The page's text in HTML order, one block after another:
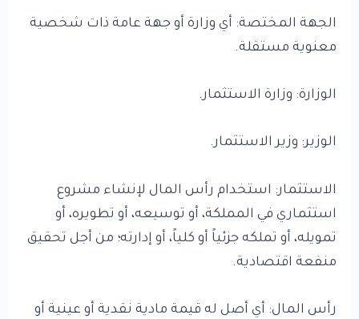
الجهة المختصة: أي وزارة أو جهة عامة ذات شخصية
معنوية مستقلة.
الوزارة: وزارة الاستثمار.
الوزير: وزير الاستثمار.
الاستثمار: استخدام رأس المال لإنشاء مشروع
استثماري في المملكة، أو توسيعه، أو تطويره، أو
تمويله، أو تملكه جزئياً أو كلياً، أو إدارته؛ من أجل تحقيق
منفعة اقتصادية.
رأس المال: أي أصل له قيمة مادية نقدية أو عينية أو